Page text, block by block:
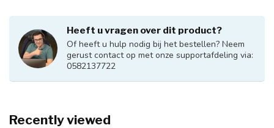
Heeft u vragen over dit product?
Of heeft u hulp nodig bij het bestellen? Neem
gerust contact op met onze supportafdeling via:
0582137722
Recently viewed